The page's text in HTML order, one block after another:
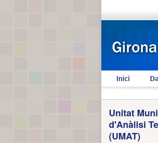
Inici
Unitat
d'Anàlisi
(UMAT)